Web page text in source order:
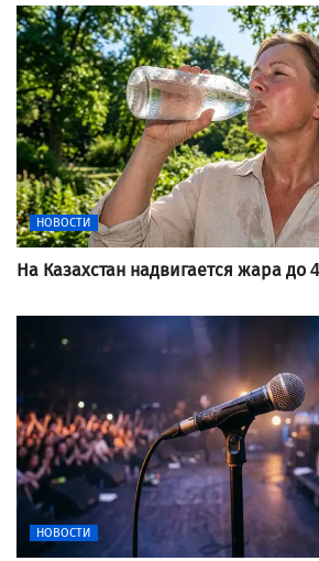
НОВОСТИ
На Казахстан надвигается жара до
НОВОСТИ